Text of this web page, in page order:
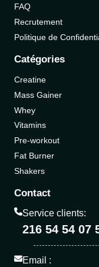
FAQ
Recrutement
Politique de
Catégories
Creatine
Mass Gainer
Whey
Vitamins
Pre-workout
Fat Burner
Shakers
Contact
Service clients:
216 54 54 07
Email :